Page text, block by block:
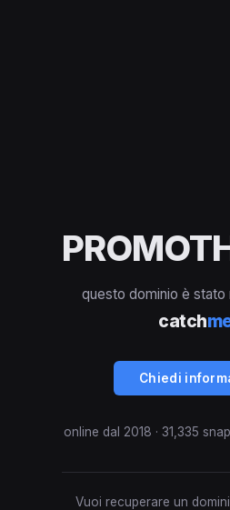
questo dominio è
catch
Chiedi
online dal 2018 · 31,335
Vuoi recuperare un